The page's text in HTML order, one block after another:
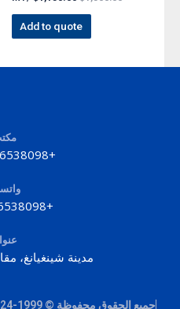
Add to quote
+86-13526538098
+8613526538098
مدينة شينغيانغ،